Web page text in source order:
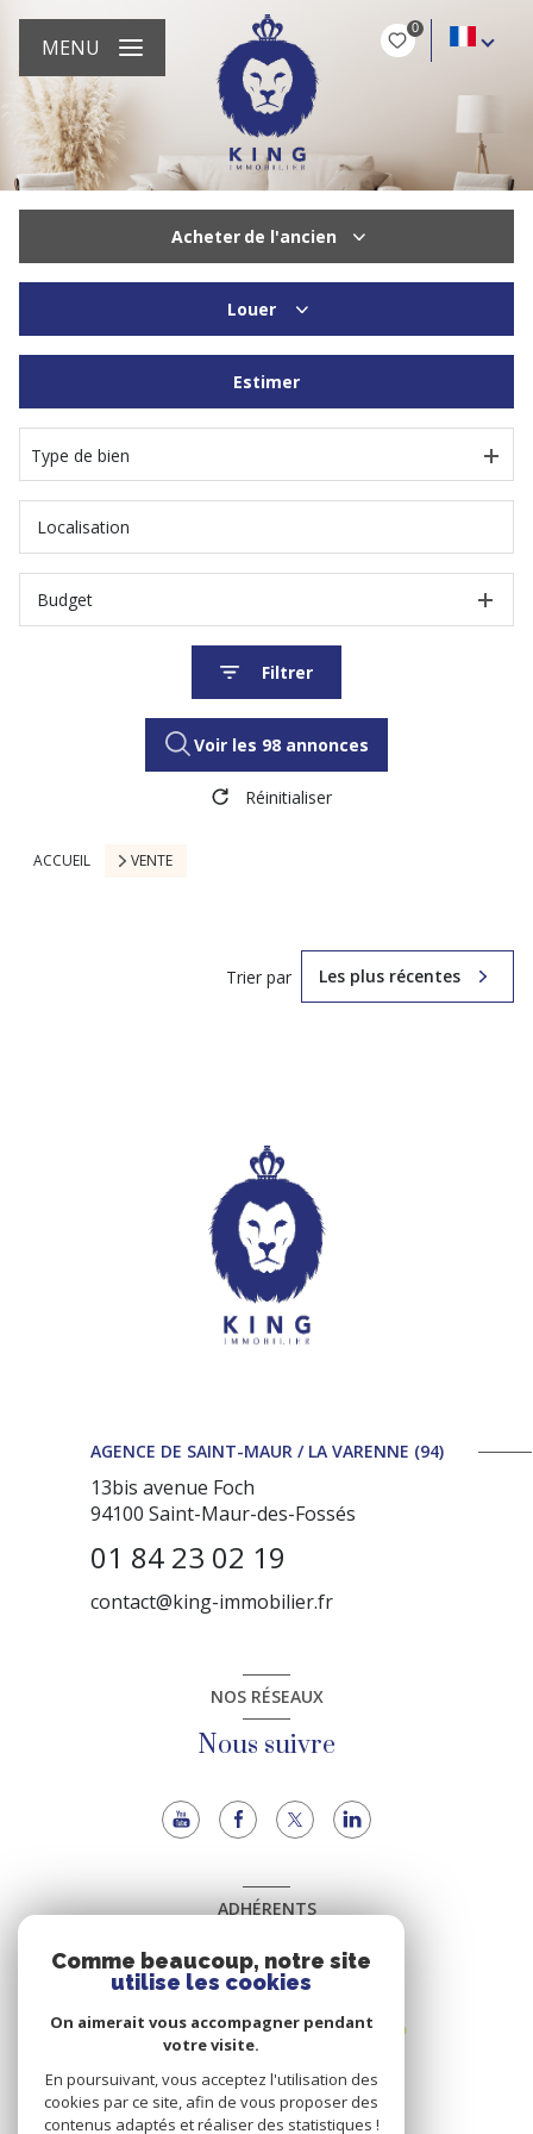
0
MENU
Acheter de l'ancien
Du neuf
Louer
De l'immo pro
Estimer
Type de bien
Budget
Filtrer
Voir les 98 annonces
Réinitialiser
ACCUEIL VENTE
Trier par Les plus récentes
AGENCE DE SAINT-MAUR / LA VARENNE (94)
13bis avenue Foch
94100 Saint-Maur-des-Fossés
01 84 23 02 19
contact@king-immobilier.fr
NOS RÉSEAUX
Nous suivre
ADHÉRENTS
Nous adhérons
Comme beaucoup, notre site
utilise les cookies
On aimerait vous accompagner pendant
votre visite.
En poursuivant, vous acceptez l'utilisation des
cookies par ce site, afin de vous proposer des
contenus adaptés et réaliser des statistiques !